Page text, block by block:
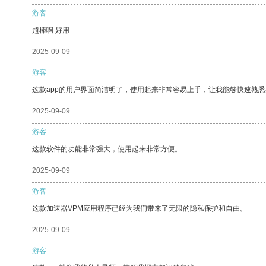
游客
超棒啊 好用
2025-09-09
游客
这款app的用户界面简洁明了，使用起来非常容易上手，让我能够快速熟
2025-09-09
游客
这款软件的功能非常强大，使用起来非常方便。
2025-09-09
游客
这款加速器VPM应用程序已经为我们带来了无限的隐私保护和自由。
2025-09-09
游客